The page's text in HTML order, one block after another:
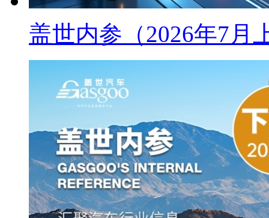
盖世内参（2026年7月